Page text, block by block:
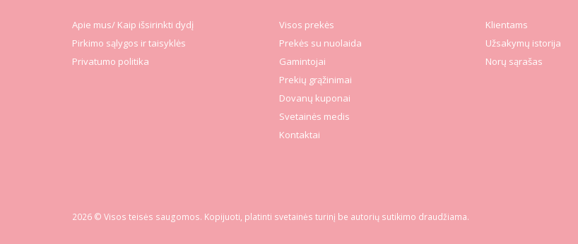
Apie mus/ Kaip išsirinkti dydį
Pirkimo sąlygos ir taisyklės
Privatumo politika
Visos prekės
Prekės su nuolaida
Gamintojai
Prekių grąžinimai
Dovanų kuponai
Svetainės medis
Kontaktai
Klientams
Užsakymų istorija
Norų sąrašas
2026 © Visos teisės saugomos. Kopijuoti, platinti svetainės turinį be autorių sutikimo draudžiama.